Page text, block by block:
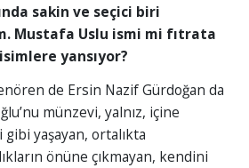
sakin ve seçici biri
Mustafa Uslu ismi mi fıtrata
yansıyor?
de Ersin Nazif Gürdoğan da
münzevi, yalnız, içine
yaşayan, ortalıkta
önüne çıkmayan, kendini